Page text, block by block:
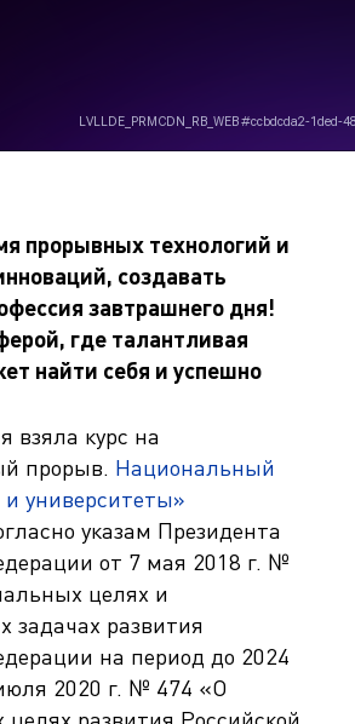
прорывных технологий и
создавать
завтрашнего дня!
где талантливая
найти себя и успешно
взяла курс на
прорыв. Национальный
и университеты»
указам Президента
от 7 мая 2018 г. №
целях и
задачах развития
на период до 2024
2020 г. № 474 «О